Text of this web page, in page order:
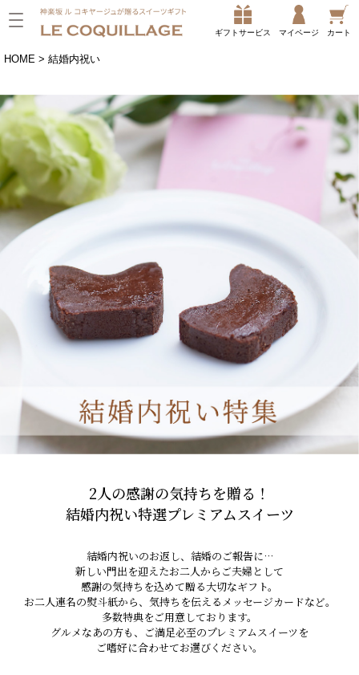
ギフトサービス マイページ カート
HOME 結婚内祝い
2人の感謝の気持ちを贈る！
結婚内祝い特選プレミアムスイーツ
結婚内祝いのお返し、結婚のご報告に…
新しい門出を迎えたお二人からご夫婦として
感謝の気持ちを込めて贈る大切なギフト。
お二人連名の熨斗紙から、気持ちを伝えるメッセージカードなど。
多数特典をご用意しております。
グルメなあの方も、ご満足必至のプレミアムスイーツを
ご嗜好に合わせてお選びください。